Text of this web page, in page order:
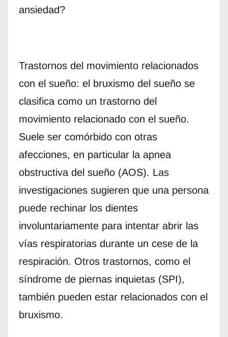
ansiedad?
Trastornos del movimiento relacionados
con el sueño: el bruxismo del sueño se
clasifica como un trastorno del
movimiento relacionado con el sueño.
Suele ser comórbido con otras
afecciones, en particular la apnea
obstructiva del sueño (AOS). Las
investigaciones sugieren que una persona
puede rechinar los dientes
involuntariamente para intentar abrir las
vías respiratorias durante un cese de la
respiración. Otros trastornos, como el
síndrome de piernas inquietas (SPI),
también pueden estar relacionados con el
bruxismo.